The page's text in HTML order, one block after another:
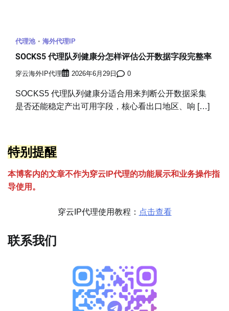
代理池 海外代理IP
SOCKS5 代理队列健康分怎样评估公开数据字段完整率
穿云海外IP代理 2026年6月29日 0
SOCKS5 代理队列健康分适合用来判断公开数据采集
是否还能稳定产出可用字段，核心看出口地区、响 […]
特别提醒
本博客内的文章不作为穿云 P代理的功能展示和业务操作指
导使用。
穿云IP代理使用教程： 点击查看
联系我们